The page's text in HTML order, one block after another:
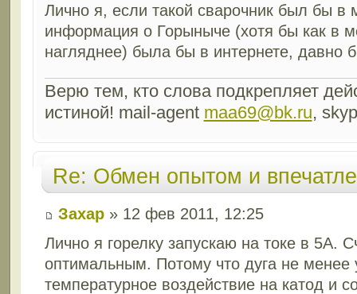
Лично я, если такой сварочник был бы в
информация о Горыныче (хотя бы как в
нагляднее) была бы в интернете, давно
Верю тем, кто слова подкрепляет
истиной! mail-agent maa69@bk.ru,
Re: Обмен опытом и
Захар» 12 фев 2011, 12:25
Лично я горелку запускаю на токе в 5А.
оптимальным. Потому что дуга не менее
температурное воздействие на катод и